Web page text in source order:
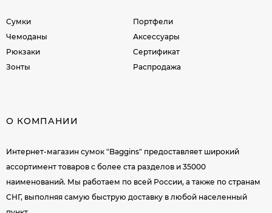
Сумки
Чемоданы
Рюкзаки
Зонты
Портфели
Аксессуары
Сертификат
Распродажа
О КОМПАНИИ
Интернет-магазин сумок "Baggins" предоставляет широкий
ассортимент товаров c более ста разделов и 35000
наименований. Мы работаем по всей России, а также по странам
СНГ, выполняя самую быструю доставку в любой населенный